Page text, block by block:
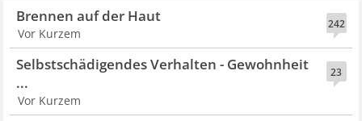
242
Brennen auf der Haut
Vor Kurzem
23
Selbstschädigendes Verhalten - Gewohnheit
...
Vor Kurzem